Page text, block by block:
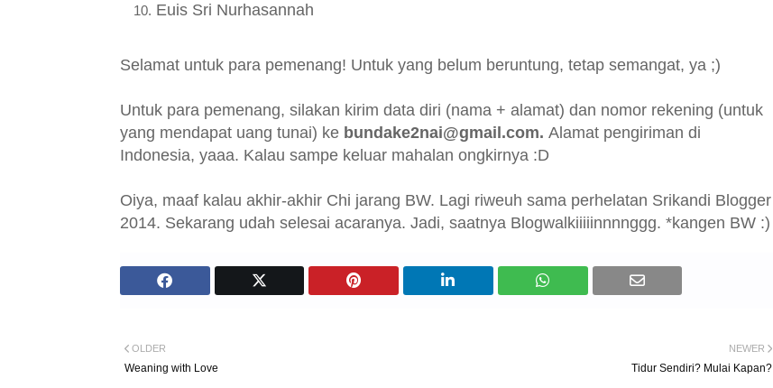
Euis Sri Nurhasannah
Selamat untuk para pemenang! Untuk yang belum beruntung, tetap semangat, ya ;)
Untuk para pemenang, silakan kirim data diri (nama + alamat) dan nomor rekening (untuk
yang mendapat uang tunai) ke bundake2nai@gmail.com. Alamat pengiriman di
Indonesia, yaaa. Kalau sampe keluar mahalan ongkirnya :D
Oiya, maaf kalau akhir-akhir Chi jarang BW. Lagi riweuh sama perhelatan Srikandi Blogger
2014. Sekarang udah selesai acaranya. Jadi, saatnya Blogwalkiiiiinnnnggg. *kangen BW :)
NEWER
Tidur Sendiri? Mulai Kapan?
OLDER
Weaning with Love